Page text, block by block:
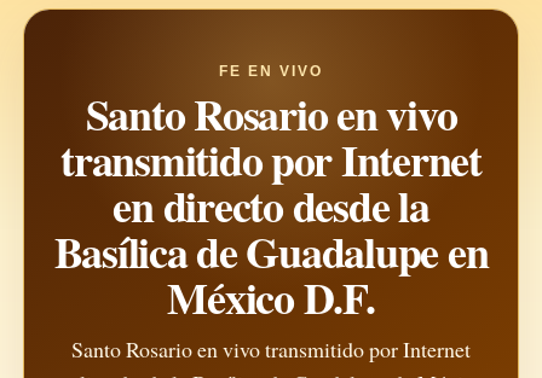
FE EN VIVO
Santo Rosario en vivo
transmitido por Internet
en directo desde la
Basílica de Guadalupe en
México D.F.
Santo Rosario en vivo transmitido por Internet